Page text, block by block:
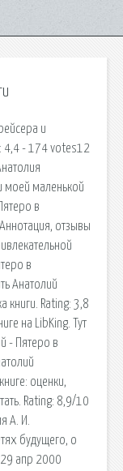
и
4,4 - 174 votes12
моей маленькой
в
отзывы
в
Анатолий
книги. Rating: 3,8
на LibKing. Тут
- Пятеро в
оценки,
Rating: 8,9/10
А. И.
будущего, о
апр 2000